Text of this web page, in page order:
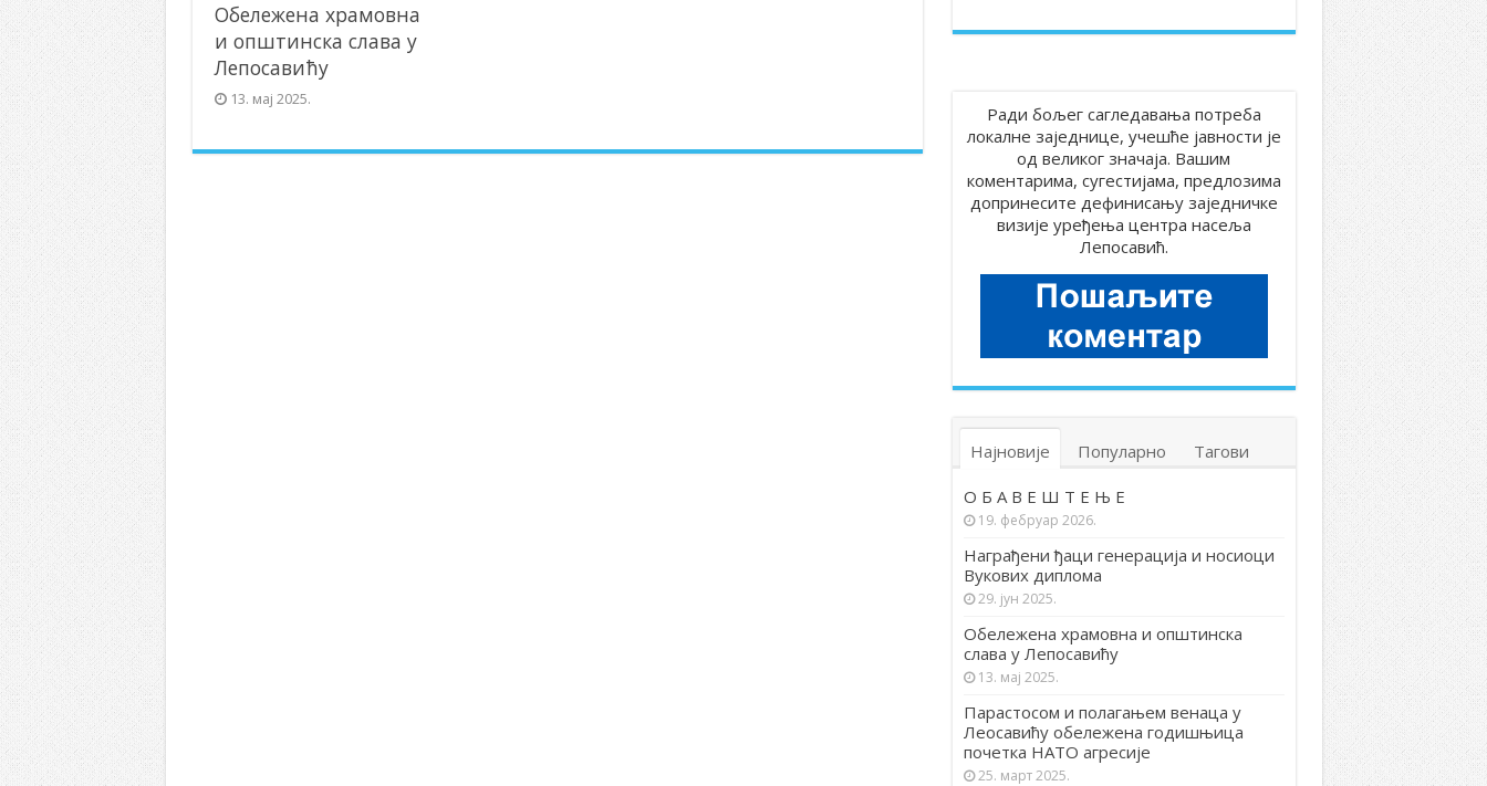
Обележена храмовна
и општинска слава у
Лепосавићу
13. мај 2025.
Ради бољег сагледавања потреба
локалне заједнице, учешће јавности је
од великог значаја. Вашим
коментарима, сугестијама, предлозима
допринесите дефинисању заједничке
визије уређења центра насеља
Лепосавић.
Најновије Популарно Тагови
О Б А В Е Ш Т Е Њ Е
19. фебруар 2026.
Награђени ђаци генерација и носиоци
Вукових диплома
29. јун 2025.
Обележена храмовна и општинска
слава у Лепосавићу
13. мај 2025.
Парастосом и полагањем венаца у
Леосавићу обележена годишњица
почетка НАТО агресије
25. март 2025.